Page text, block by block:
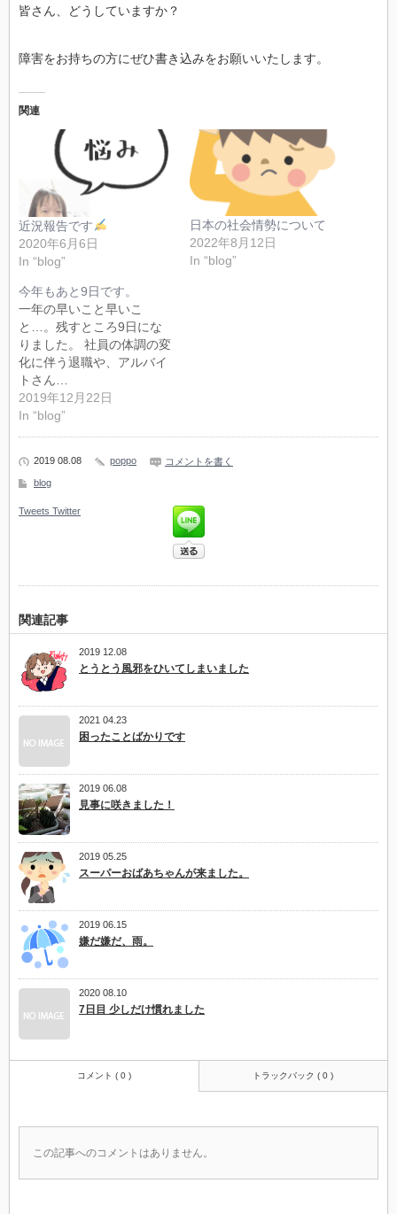
皆さん、どうしていますか？
障害をお持ちの方にぜひ書き込みをお願いいたします。
関連
近況報告です
2020年6月6日
In “blog”
日本の社会情勢について
2022年8月12日
In “blog”
今年もあと9日です。
一年の早いこと早いこ
と…。残すところ9日にな
りました。 社員の体調の変
化に伴う退職や、アルバイ
トさん…
2019年12月22日
In “blog”
2019 08.08 poppo
コメントを書く
blog
Tweets Twitter
関連記事
2019 12.08
とうとう風邪をひいてしまいました
2021 04.23
困ったことばかりです
2019 06.08
見事に咲きました！
2019 05.25
スーパーおばあちゃんが来ました。
2019 06.15
嫌だ嫌だ、雨。
2020 08.10
7日目 少しだけ慣れました
コメント ( 0 ) トラックバック ( 0 )
この記事へのコメントはありません。